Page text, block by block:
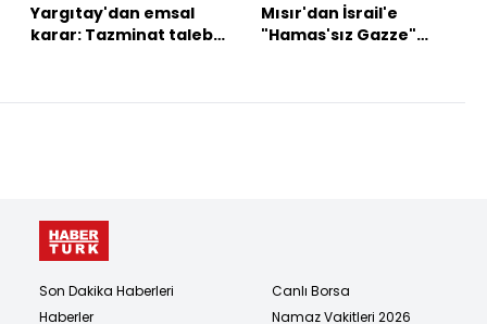
Yargıtay'dan emsal
karar: Tazminat talebi
Mısır'dan İsrail'e
"Hamas'sız Gazze"
Son Dakika Haberleri
Haberler
Canlı Borsa
Namaz Vakitleri 2026